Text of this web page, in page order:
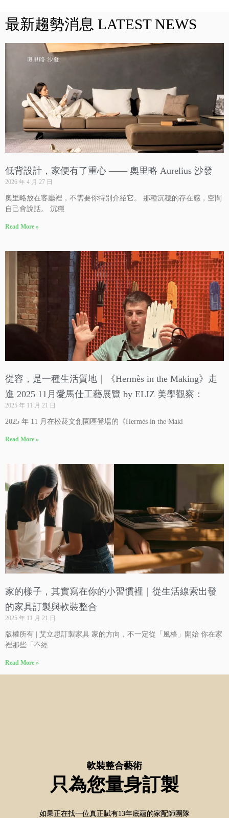
最新趨勢消息 LATEST NEWS
低背設計，家便有了重心 —— 奧里略 Aurelius 沙發
2026 年 4 月 27 日
奧里略放在客廳裡，不需要你特別介紹它。 那種沉穩的存在感，空間
自己會說話。 沉穩
Read More »
從容，是一種生活質地｜《Hermès in the Making》走
進 2025 11月愛馬仕工藝展覽 by ELIZ 美學觀察：
2025 年 11 月 21 日
2025 年 11 月在松菸文創園區登場的《Hermès in the Maki
Read More »
家的樣子，其實寫在你的小習慣裡｜從生活線索出發
的家具訂製與軟裝整合
2025 年 11 月 21 日
版權所有 | 艾立思訂製家具 家的方向，不一定從「風格」開始 你在家
裡那些「不經
Read More »
軟裝整合藝術
只為您量身訂製
如果正在找一位真正賦有13年底蘊的家配師團隊